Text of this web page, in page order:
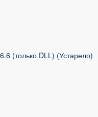
(только DLL) (Устарело)